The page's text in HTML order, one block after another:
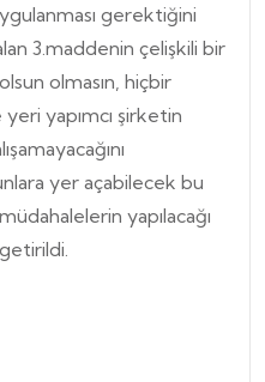
gerektiğini
3.maddenin çelişkili bir
olmasın, hiçbir
yeri yapımcı şirketin
yer açabilecek bu
yapılacağı